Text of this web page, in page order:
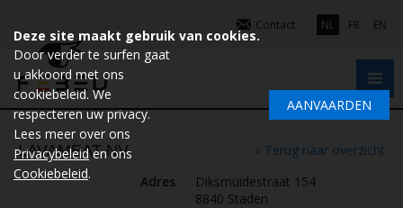
Contact NL FR EN
« Terug naar overzicht
LAVAMEAT NV
Adres
Diksmuidestraat 154
8840 Staden
Deze site maakt gebruik van cookies.
Door verder te surfen gaat
u akkoord met ons
cookiebeleid. We
respecteren uw privacy.
Lees meer over ons
Privacybeleiden ons
Cookiebeleid.
AANVAARDEN